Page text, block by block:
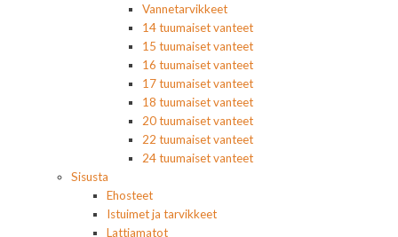
Vannetarvikkeet
14 tuumaiset vanteet
15 tuumaiset vanteet
16 tuumaiset vanteet
17 tuumaiset vanteet
18 tuumaiset vanteet
20 tuumaiset vanteet
22 tuumaiset vanteet
24 tuumaiset vanteet
Sisusta
Ehosteet
Istuimet ja tarvikkeet
Lattiamatot